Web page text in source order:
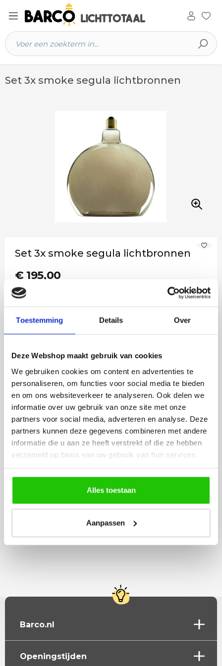
Toestemming Details Over
Deze Webshop maakt gebruik van cookies
We gebruiken cookies om content en advertenties te
personaliseren, om functies voor social media te bieden
en om ons websiteverkeer te analyseren. Ook delen we
informatie over uw gebruik van onze site met onze
partners voor social media, adverteren en analyse. Deze
partners kunnen deze gegevens combineren met andere
informatie die u aan ze heeft verstrekt of die ze hebben
verzameld op basis van uw gebruik van hun services.
Alles toestaan
Aanpassen
hoofdinhoud
Set 3x smoke segula lichtbronnen
Set 3x smoke segula lichtbronnen
€ 195,00
Op voorraad
− +
Ook in onze winkel in Emmen te bezichtigen
Voor 14:00 besteld, vandaag verstuurd!
Gratis verzending in NL vanaf €50,-
4 jaar garantie op LED
Beschrijving
Set segula lichtbronnen 3x 12,5cm smoke segula
Lees meer
Barco.nl
Openingstijden